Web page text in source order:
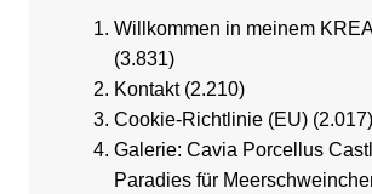
Willkommen in meinem
(3.831)
Kontakt (2.210)
Cookie-Richtlinie (EU) (2.017)
Galerie: Cavia Porcellus
Paradies für